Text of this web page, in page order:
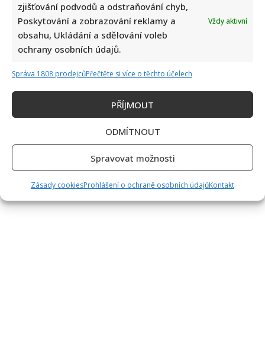
zjišťování podvodů a odstraňování chyb,
Poskytování a zobrazování reklamy a
obsahu, Ukládání a sdělování voleb
ochrany osobních údajů.
Vždy aktivní
Správa 1808 prodejcůPřečtěte si více o těchto účelech
PŘÍJMOUT
ODMÍTNOUT
Spravovat možnosti
Zásady cookiesProhlášení o ochraně osobních údajůKontakt